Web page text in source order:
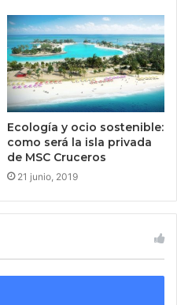
Ecología y ocio sostenible:
como será la isla privada
de MSC Cruceros
21 junio, 2019